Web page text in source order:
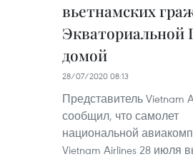
вьетнамских
Экваториальной
домой
28/07/2020 08:13
Представитель Vietnam
сообщил, что самолет
национальной
Vietnam Airlines 28 июля